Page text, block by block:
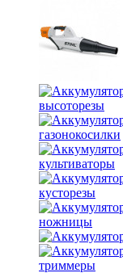
высоторезы
газонокосилки
культиваторы
кусторезы
ножницы
триммеры